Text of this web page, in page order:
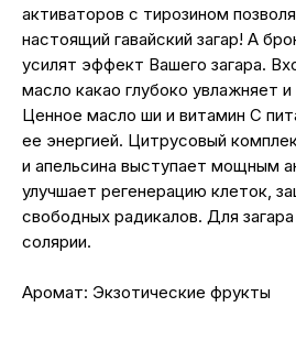
активаторов с тирозином
настоящий гавайский загар! А
усилят эффект Вашего загара.
масло какао глубоко увлажняет
Ценное масло ши и витамин С
ее энергией. Цитрусовый
и апельсина выступает мощным
улучшает регенерацию клеток,
свободных радикалов. Для
солярии.
Аромат: Экзотические фрукты